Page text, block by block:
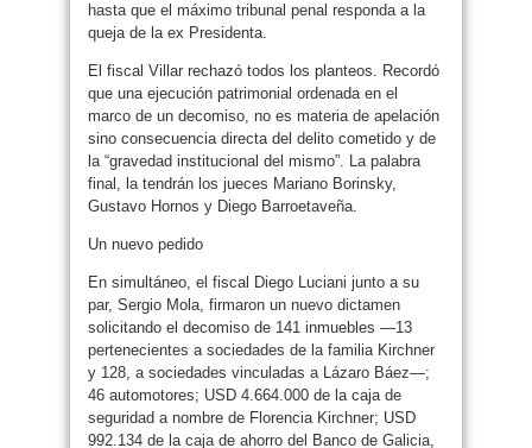
hasta que el máximo tribunal penal responda a la
queja de la ex Presidenta.
El fiscal Villar rechazó todos los planteos. Recordó
que una ejecución patrimonial ordenada en el
marco de un decomiso, no es materia de apelación
sino consecuencia directa del delito cometido y de
la “gravedad institucional del mismo”. La palabra
final, la tendrán los jueces Mariano Borinsky,
Gustavo Hornos y Diego Barroetaveña.
Un nuevo pedido
En simultáneo, el fiscal Diego Luciani junto a su
par, Sergio Mola, firmaron un nuevo dictamen
solicitando el decomiso de 141 inmuebles —13
pertenecientes a sociedades de la familia Kirchner
y 128, a sociedades vinculadas a Lázaro Báez—;
46 automotores; USD 4.664.000 de la caja de
seguridad a nombre de Florencia Kirchner; USD
992.134 de la caja de ahorro del Banco de Galicia,